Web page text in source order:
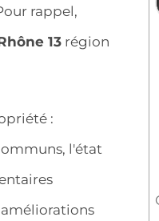
rappel,
13 région
:
l'état